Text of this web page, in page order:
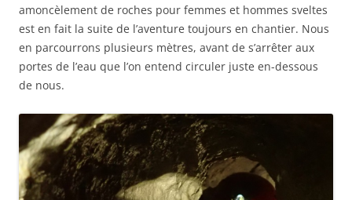
amoncèlement de roches pour femmes et hommes sveltes
est en fait la suite de l’aventure toujours en chantier. Nous
en parcourrons plusieurs mètres, avant de s’arrêter aux
portes de l’eau que l’on entend circuler juste en-dessous
de nous.